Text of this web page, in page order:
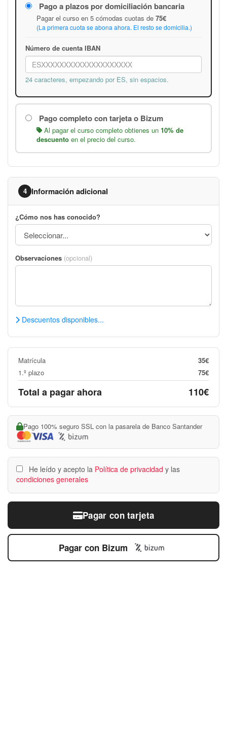
Pago a plazos por domiciliación bancaria
Pagar el curso en 5 cómodas cuotas de 75€
(La primera cuota se abona ahora. El resto se domicilia.)
Número de cuenta IBAN
24 caracteres, empezando por ES, sin espacios.
Pago completo con tarjeta o Bizum
Al pagar el curso completo obtienes un 10% de
descuento en el precio del curso.
4 Información adicional
¿Cómo nos has conocido?
Observaciones (opcional)
Descuentos disponibles...
Matrícula
35€
1.º plazo
75€
Total a pagar ahora 110€
Pago 100% seguro SSL con la pasarela de Banco Santander
He leído y acepto la Política de privacidad y las
condiciones generales
Pagar con tarjeta
Pagar con Bizum